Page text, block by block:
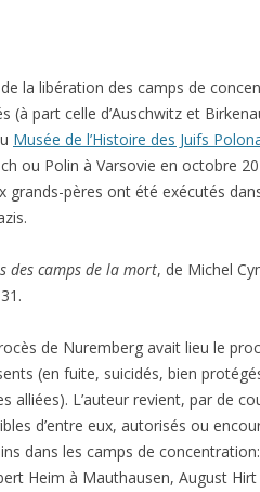
la libération des camps de
(à part celle d’Auschwitz et
Musée de l’Histoire des Juifs
ou Polin à Varsovie en octobre
grands-pères ont été exécutés
des camps de la mort, de Michel
de Nuremberg avait lieu le
(en fuite, suicidés, bien
alliées). L’auteur revient, par de
d’entre eux, autorisés ou
dans les camps de
Heim à Mauthausen, August